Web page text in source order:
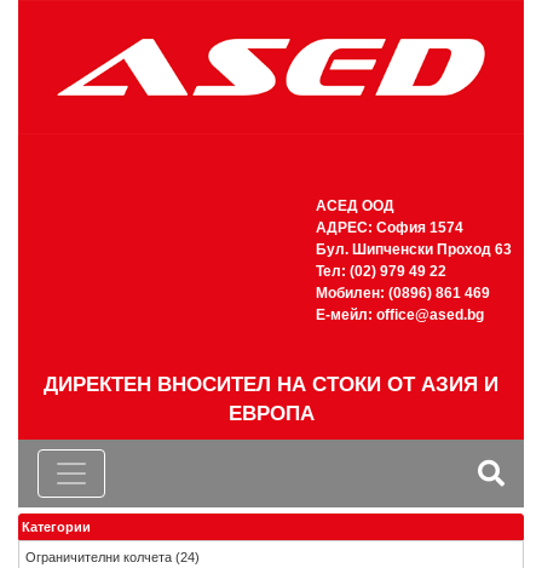
АСЕД ООД
АДРЕС: София 1574
Бул. Шипченски Проход 63
Тел: (02) 979 49 22
Мобилен: (0896) 861 469
Е-мейл: office@ased.bg
ДИРЕКТЕН ВНОСИТЕЛ НА СТОКИ ОТ АЗИЯ И
ЕВРОПА
Категории
Ограничителни колчета (24)